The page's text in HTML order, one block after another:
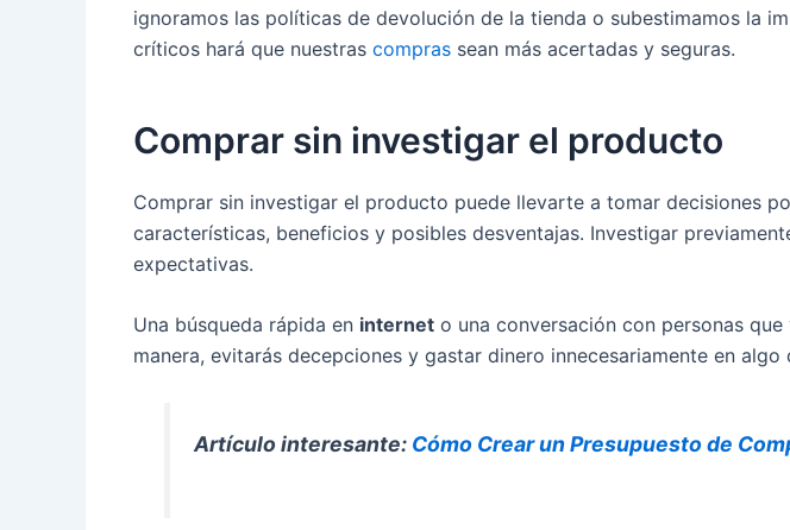
ignoramos las políticas de devolución de la tienda o subestimamos la
críticos hará que nuestras compras sean más acertadas y seguras.
Comprar sin investigar el producto
Comprar sin investigar el producto puede llevarte a tomar decisiones
características, beneficios y posibles desventajas. Investigar
expectativas.
Una búsqueda rápida en internet o una conversación con personas
manera, evitarás decepciones y gastar dinero innecesariamente en
Artículo interesante: Cómo Crear un Presupuesto de